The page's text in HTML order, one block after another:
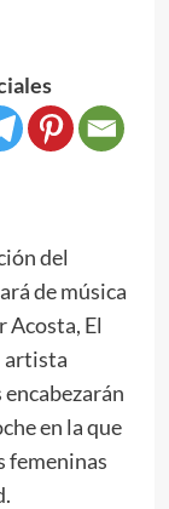
del
de música
Acosta, El
artista
en la que
femeninas